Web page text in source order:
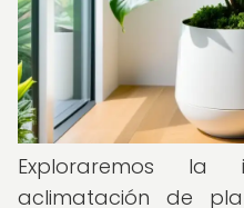
Exploraremos
aclimatación de